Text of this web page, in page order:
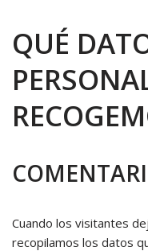
QUÉ
Cuando los visitantes
recopilamos los datos